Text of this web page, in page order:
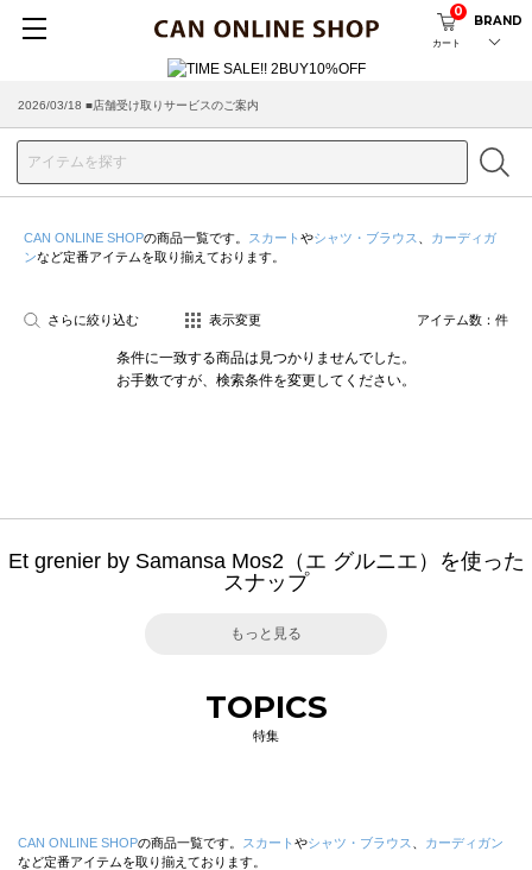
カート
0
BRAND
2026/03/18 ■店舗受け取りサービスのご案内
CAN ONLINE SHOPの商品一覧です。 スカート やシャツ・ブラウス
カーディガ
ンなど定番アイテムを取り揃えております。
さらに絞り込む 表示変更 アイテム数： 件
条件に一致する商品は見つかりませんでした。
お手数ですが、検索条件を変更してください。
Et grenier by Samansa Mos2（エ グルニエ）を使った
スナップ
もっと見る
TOPICS
特集
CAN ONLINE SHOPの商品一覧です。 スカート やシャツ・ブラウス
カーディガン
など定番アイテムを取り揃えております。